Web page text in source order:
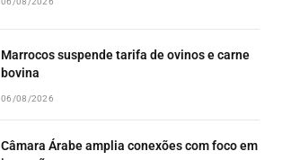
Marrocos suspende tarifa de ovinos e carne
bovina
06/08/2026
Câmara Árabe amplia conexões com foco em